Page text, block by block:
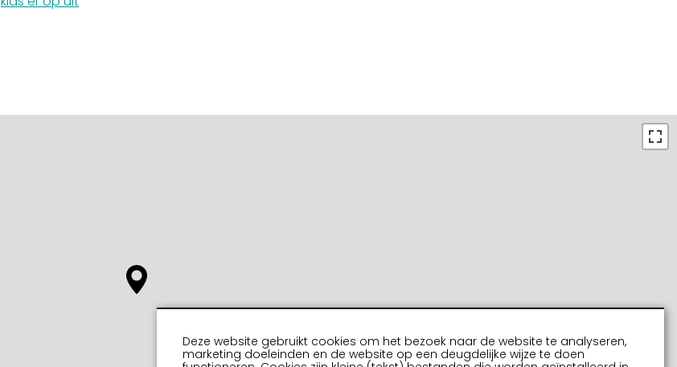
Deze website gebruikt cookies om het bezoek naar de website te analyseren,
marketing doeleinden en de website op een deugdelijke wijze te doen